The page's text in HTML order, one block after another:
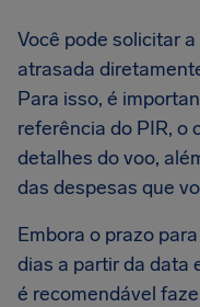
Você pode solicitar
atrasada
Para isso, é
referência do PIR, o
detalhes do voo,
das despesas que
Embora o prazo
dias a partir da data
é recomendável